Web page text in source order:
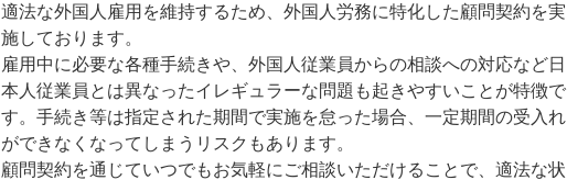
適法な外国人雇用を維持するため、外国人労務に特化した顧問契約を実
施しております。
雇用中に必要な各種手続きや、外国人従業員からの相談への対応など日
本人従業員とは異なったイレギュラーな問題も起きやすいことが特徴で
す。手続き等は指定された期間で実施を怠った場合、一定期間の受入れ
ができなくなってしまうリスクもあります。
顧問契約を通じていつでもお気軽にご相談いただけることで、適法な状